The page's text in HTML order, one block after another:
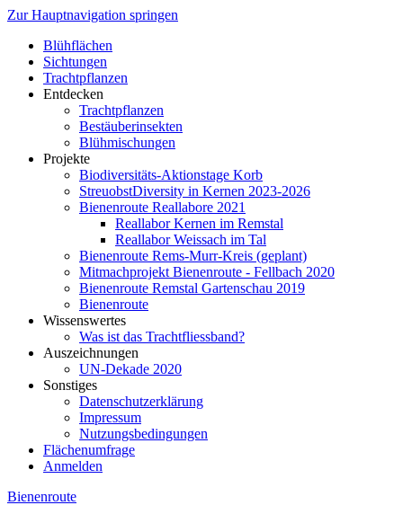
Zur Hauptnavigation springen
Blühflächen
Sichtungen
Trachtpflanzen
Entdecken
Trachtpflanzen
Bestäuberinsekten
Blühmischungen
Projekte
Biodiversitäts-Aktionstage Korb
StreuobstDiversity in Kernen 2023-2026
Bienenroute Reallabore 2021
Reallabor Kernen im Remstal
Reallabor Weissach im Tal
Bienenroute Rems-Murr-Kreis (geplant)
Mitmachprojekt Bienenroute - Fellbach 2020
Bienenroute Remstal Gartenschau 2019
Bienenroute
Wissenswertes
Was ist das Trachtfliessband?
Auszeichnungen
UN-Dekade 2020
Sonstiges
Datenschutzerklärung
Impressum
Nutzungsbedingungen
Flächenumfrage
Anmelden
Bienenroute